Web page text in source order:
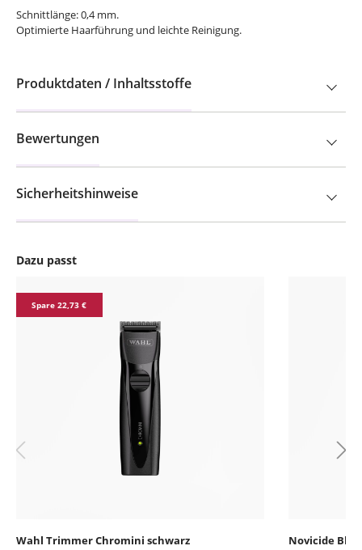
Dazu passt
Spare 22,73 €
Wahl Trimmer Chromini schwarz Novicide
Schnittlänge: 0,4 mm.
Optimierte Haarführung und leichte Reinigung.
Produktdaten / Inhaltsstoffe
Bewertungen
Sicherheitshinweise